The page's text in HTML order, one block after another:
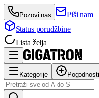
Pozovi nas
Piši nam
Status porudžbine
Lista želja
Kategorije Pogodnosti